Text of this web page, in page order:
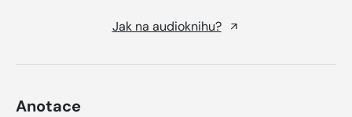
Jak na audioknihu?
Anotace